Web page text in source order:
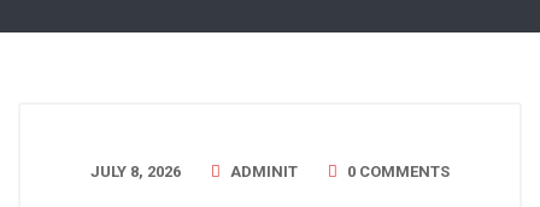
JULY 8, 2026 ADMINIT 0 COMMENTS